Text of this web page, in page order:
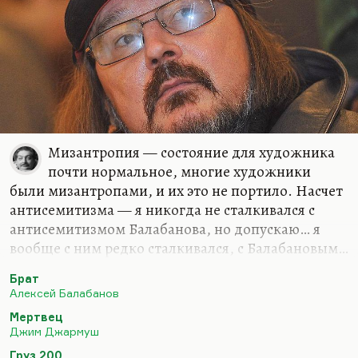
Мизантропия — состояние для художника
почти нормальное, многие художники
были мизантропами, и их это не портило. Насчет
антисемитизма — я никогда не сталкивался с
антисемитизмом Балабанова, но допускаю… я
вообще с ним редко сталкивался, с Балабановым…
Я не могу вообще признать, что антисемитизм
стыдная болезнь, хотя болезнь духа, безусловно.
Но она, как правило, не свидетельствует об
Брат
Алексей Балабанов
Мертвец
Джим Джармуш